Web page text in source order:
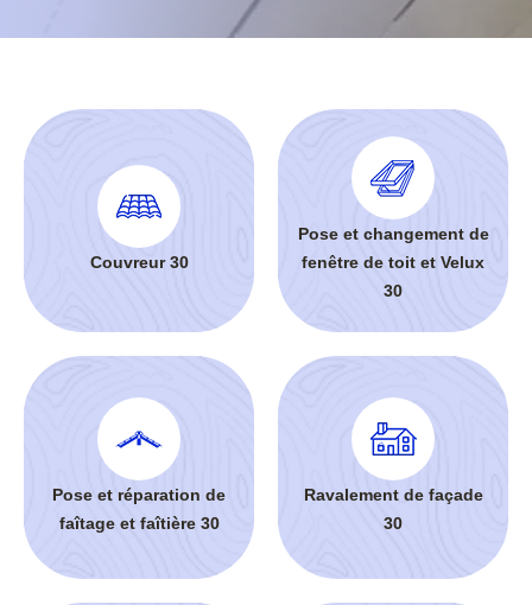
Couvreur 30
Pose et changement de
fenêtre de toit et Velux
30
Pose et réparation de
faîtage et faîtière 30
Ravalement de façade
30